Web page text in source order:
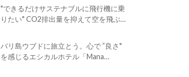
"できるだけサステナブルに飛行機に乗
りたい" CO2排出量を抑えて空を飛ぶ
バリ島ウブドに旅立とう。心で ”良さ"
を感じるエシカルホテル「Mana